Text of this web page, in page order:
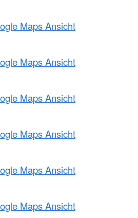
Maps Ansicht
Maps Ansicht
Maps Ansicht
Maps Ansicht
Maps Ansicht
Maps Ansicht